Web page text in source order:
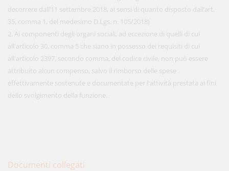
decorrere dall’11 settembre 2018, ai sensi di quanto disposto dall’art.
35, comma 1, del medesimo D.Lgs. n. 105/2018)
2. Ai componenti degli organi sociali, ad eccezione di quelli di cui
all'articolo 30, comma 5 che siano in possesso dei requisiti di cui
all'articolo 2397, secondo comma, del codice civile, non può essere
attribuito alcun compenso, salvo il rimborso delle spese
effettivamente sostenute e documentate per l'attività prestata ai fini
dello svolgimento della funzione.
Documenti collegati